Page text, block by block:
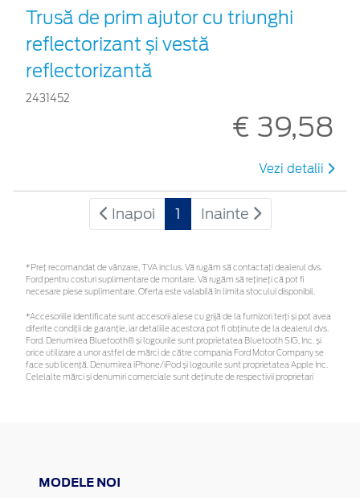
Trusă de prim ajutor cu triunghi
reflectorizant și vestă
reflectorizantă
2431452
€ 39,58
Vezi detalii
Inapoi 1 Inainte
*Preţ recomandat de vânzare, TVA inclus. Vă rugăm să contactaţi dealerul dvs.
Ford pentru costuri suplimentare de montare. Vă rugăm să rețineți că pot fi
necesare piese suplimentare. Oferta este valabilă în limita stocului disponibil.
*Accesoriile identificate sunt accesorii alese cu grijă de la furnizori terți și pot avea
diferite condiții de garanție, iar detaliile acestora pot fi obținute de la dealerul dvs.
Ford. Denumirea Bluetooth® și logourile sunt proprietatea Bluetooth SIG, Inc. și
orice utilizare a unor astfel de mărci de către compania Ford Motor Company se
face sub licență. Denumirea iPhone/iPod și logourile sunt proprietatea Apple Inc.
Celelalte mărci și denumiri comerciale sunt deținute de respectivii proprietari
MODELE NOI